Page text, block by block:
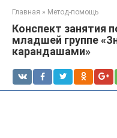
Главная » Метод-помощь
Конспект занятия
младшей группе
карандашами»